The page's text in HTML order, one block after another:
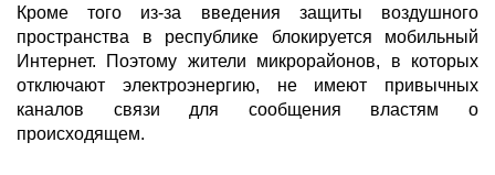
Кроме того из-за введения защиты воздушного
пространства в республике блокируется мобильный
Интернет. Поэтому жители микрорайонов, в которых
отключают электроэнергию, не имеют привычных
каналов связи для сообщения властям о
происходящем.